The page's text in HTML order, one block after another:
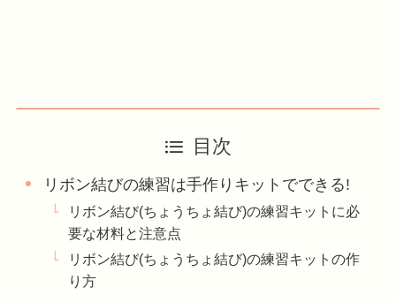
目次
リボン結びの練習は手作りキットでできる!
リボン結び(ちょうちょ結び)の練習キットに必
要な材料と注意点
リボン結び(ちょうちょ結び)の練習キットの作
り方